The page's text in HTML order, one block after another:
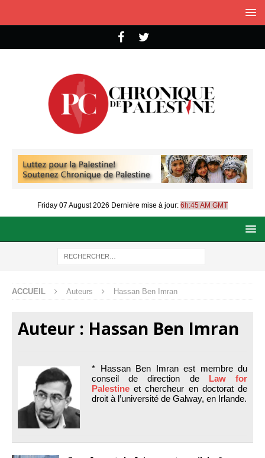
Friday 07 August 2026 Dernière mise à jour: 6h:45 AM GMT
ACCUEIL Auteurs Hassan Ben Imran
Auteur : Hassan Ben Imran
* Hassan Ben Imran est membre du
conseil de direction de Law for
Palestine et chercheur en doctorat de
droit à l’université de Galway, en Irlande.